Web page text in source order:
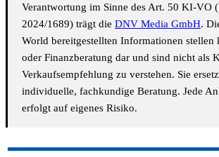
Verantwortung im Sinne des Art. 50 KI-VO
2024/1689) trägt die DNV Media GmbH.
World bereitgestellten Informationen stellen
oder Finanzberatung dar und sind nicht als
Verkaufsempfehlung zu verstehen. Sie
individuelle, fachkundige Beratung. Jede
erfolgt auf eigenes Risiko.